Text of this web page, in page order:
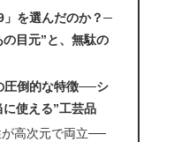
」を選んだのか？─
目元”と、無駄の
圧倒的な特徴──シ
使える”工芸品
高次元で両立──